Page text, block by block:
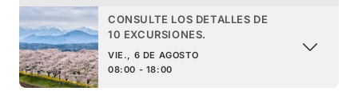
CONSULTE LOS DETALLES DE
10 EXCURSIONES.
VIE., 6 DE AGOSTO
08:00 - 18:00